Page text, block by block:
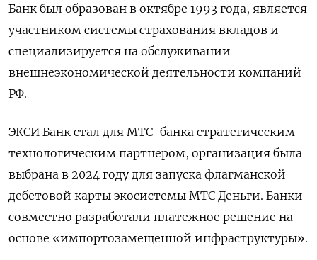
Банк был образован в октябре 1993 года, является
участником ⁠системы страхования вкладов и
специализируется на обслуживании
внешнеэкономической деятельности компаний
РФ.
ЭКСИ ‌Банк стал для МТС-банка стратегическим
‍технологическим партнером, организация была
выбрана в 2024 году для ‌запуска флагманской
дебетовой карты экосистемы МТС Деньги. Банки
совместно разработали ​платежное решение на
основе «импортозамещенной инфраструктуры».